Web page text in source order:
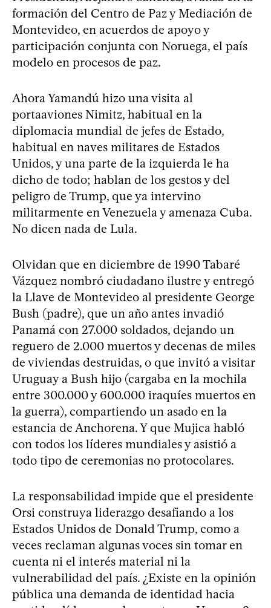
formación del Centro de Paz y Mediación de
Montevideo, en acuerdos de apoyo y
participación conjunta con Noruega, el país
modelo en procesos de paz.
Ahora Yamandú hizo una visita al
portaaviones Nimitz, habitual en la
diplomacia mundial de jefes de Estado,
habitual en naves militares de Estados
Unidos, y una parte de la izquierda le ha
dicho de todo; hablan de los gestos y del
peligro de Trump, que ya intervino
militarmente en Venezuela y amenaza Cuba.
No dicen nada de Lula.
Olvidan que en diciembre de 1990 Tabaré
Vázquez nombró ciudadano ilustre y entregó
la Llave de Montevideo al presidente George
Bush (padre), que un año antes invadió
Panamá con 27.000 soldados, dejando un
reguero de 2.000 muertos y decenas de miles
de viviendas destruidas, o que invitó a visitar
Uruguay a Bush hijo (cargaba en la mochila
entre 300.000 y 600.000 iraquíes muertos en
la guerra), compartiendo un asado en la
estancia de Anchorena. Y que Mujica habló
con todos los líderes mundiales y asistió a
todo tipo de ceremonias no protocolares.
La responsabilidad impide que el presidente
Orsi construya liderazgo desafiando a los
Estados Unidos de Donald Trump, como a
veces reclaman algunas voces sin tomar en
cuenta ni el interés material ni la
vulnerabilidad del país. ¿Existe en la opinión
pública una demanda de identidad hacia